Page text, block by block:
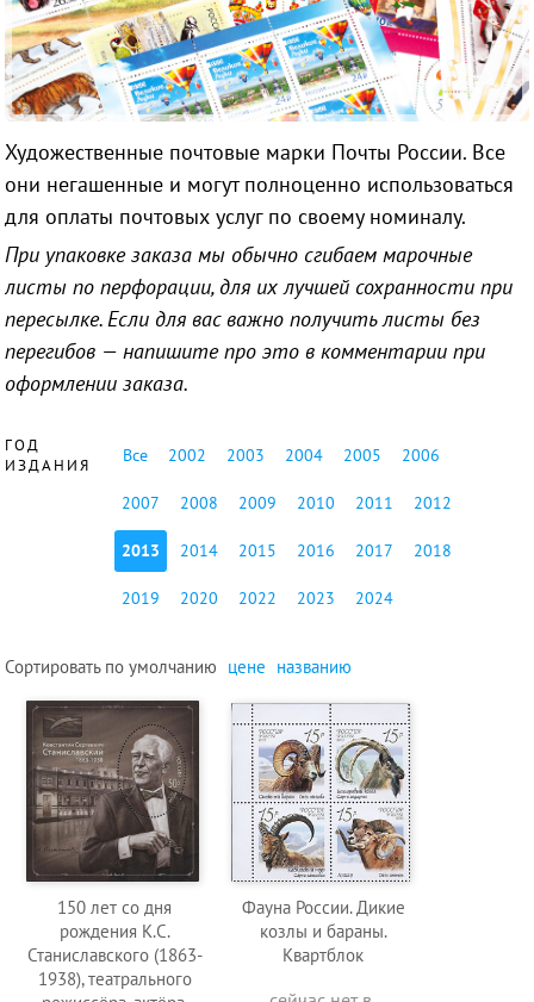
Художественные почтовые марки Почты России. Все
они негашенные и могут полноценно использоваться
для оплаты почтовых услуг по своему номиналу.
При упаковке заказа мы обычно сгибаем марочные
листы по перфорации, для их лучшей сохранности при
пересылке. Если для вас важно получить листы без
перегибов — напишите про это в комментарии при
оформлении заказа.
ГОД
ИЗДАНИЯ
Все 2002 2003 2004 2005 2006
2007 2008 2009 2010 2011 2012
2013 2014 2015 2016 2017 2018
2019 2020 2022 2023 2024
Сортировать поумолчанию цене названию
150 лет со дня
рождения К.С.
Станиславского (1863-
1938), театрального
Фауна России. Дикие
козлы и бараны.
Квартблок